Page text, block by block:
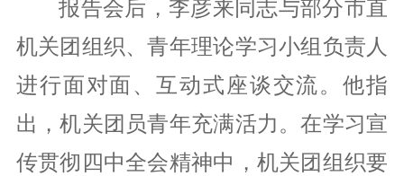
报告会后，李彦来同志与部分市直
机关团组织、青年理论学习小组负责人
进行面对面、互动式座谈交流。他指
出，机关团员青年充满活力。在学习宣
传贯彻四中全会精神中，机关团组织要